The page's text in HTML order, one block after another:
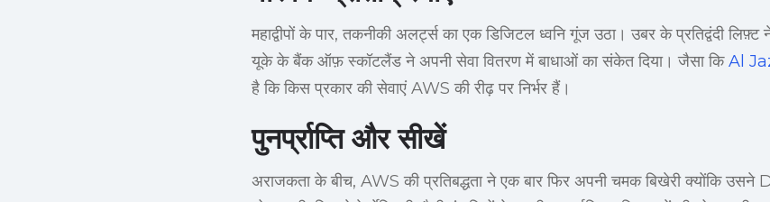
महाद्वीपों के पार, तकनीकी अलर्ट्स का एक डिजिटल ध्वनि गूंज उठा। उबर के प्रतिद्वंदी लिफ़्ट
यूके के बैंक ऑफ़ स्कॉटलैंड ने अपनी सेवा वितरण में बाधाओं का संकेत दिया। जैसा किAl
है कि किस प्रकार की सेवाएं AWS की रीढ़ पर निर्भर हैं।
पुनर्प्राप्ति और सीखें
अराजकता के बीच, AWS की प्रतिबद्धता ने एक बार फिर अपनी चमक बिखेरी क्योंकि उसने